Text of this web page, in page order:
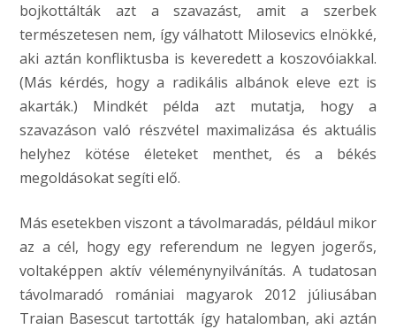
bojkottálták azt a szavazást, amit a szerbek
természetesen nem, így válhatott Milosevics elnökké,
aki aztán konfliktusba is keveredett a koszovóiakkal.
(Más kérdés, hogy a radikális albánok eleve ezt is
akarták.) Mindkét példa azt mutatja, hogy a
szavazáson való részvétel maximalizása és aktuális
helyhez kötése életeket menthet, és a békés
megoldásokat segíti elő.
Más esetekben viszont a távolmaradás, például mikor
az a cél, hogy egy referendum ne legyen jogerős,
voltaképpen aktív véleménynyilvánítás. A tudatosan
távolmaradó romániai magyarok 2012 júliusában
Traian Basescut tartották így hatalomban, aki aztán